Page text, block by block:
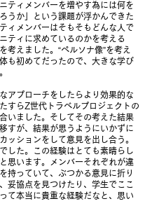
ティメンバーを増やす為には何を
うか」という課題が浮かんできた
ィメンバーはそもそもどんな人で
ティに求めているのかを考える
考えました。“ペルソナ像”を考え
も初めてだったので、大きな学び
アプローチをしたらより効果的な
すらZ世代トラベルプロジェクトの
いました。そしてその考えた結果
すが、結果が思うようにいかずに
ッションをして意見を出し合う。
した。この経験はとても素晴らし
思います。メンバーそれぞれが違
持っていて、ぶつかる意見に折り
妥協点を見つけたり、学生でここ
て本当に貴重な経験だなと、思い